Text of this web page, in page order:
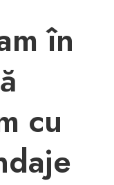
în
cu